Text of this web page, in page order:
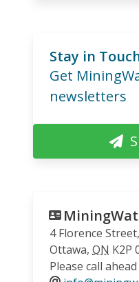
Stay in
Get
newsletters
4 Florence
Ottawa, ON K2P
Please call